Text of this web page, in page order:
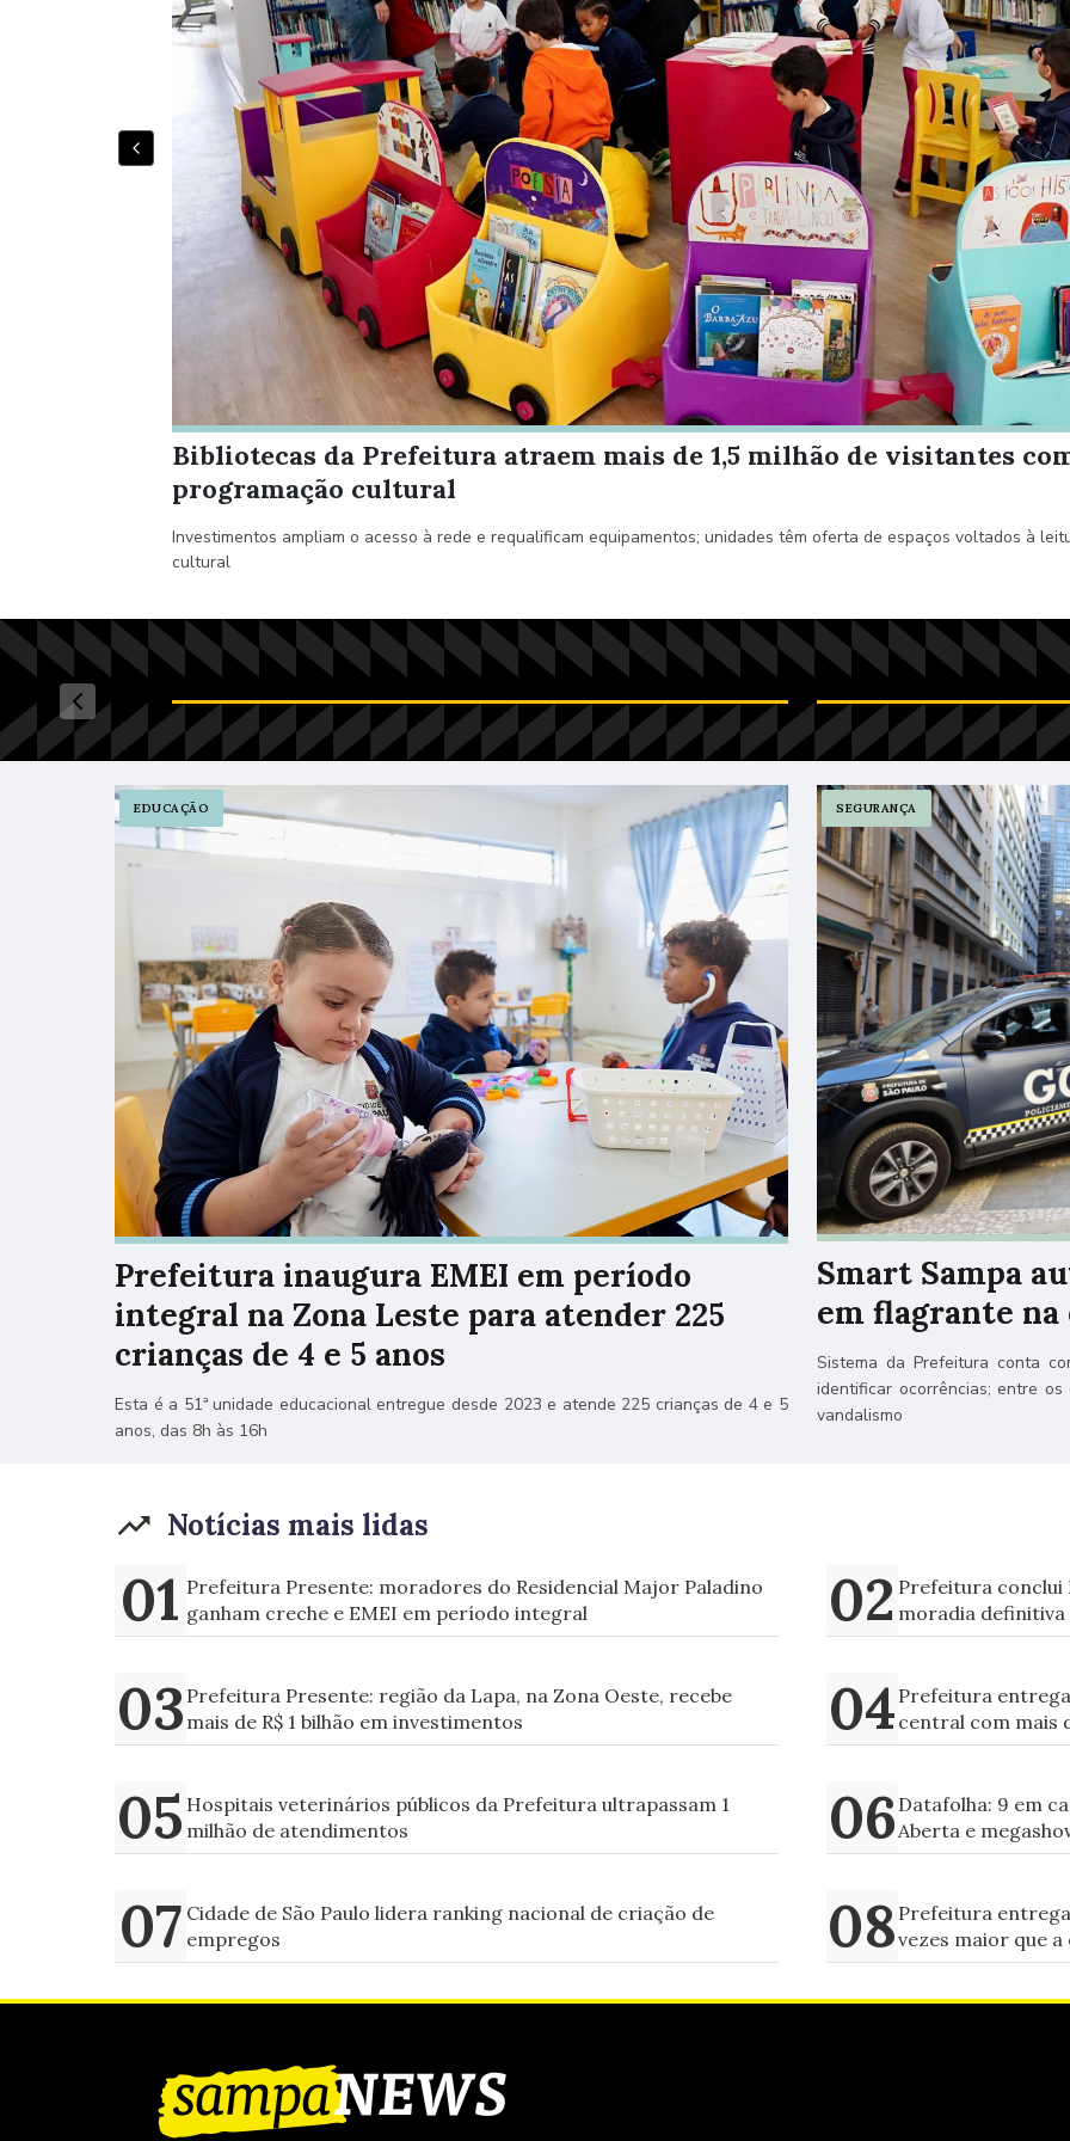
Bibliotecas da Prefeitura atraem mais de 1,5 milhão de visitantes
programação cultural
Investimentos ampliam o acesso à rede e requalificam equipamentos; unidades têm oferta de espaços voltados à
cultural
Prefeitura inaugura EMEI Antônio Ermírio de Moraes na Zona
Leste
Prefeitura inaugura a 483ª
EDUCAÇÃO
Prefeitura inaugura EMEI em período
integral na Zona Leste para atender 225
crianças de 4 e 5 anos
Esta é a 51ª unidade educacional entregue desde 2023 e atende 225 crianças de 4 e 5
anos, das 8h às 16h
SEGURANÇA
Smart Sampa
em flagrante na
Sistema da Prefeitura conta
identificar ocorrências; entre
vandalismo
Notícias mais lidas
Prefeitura Presente: moradores do Residencial Major Paladino
ganham creche e EMEI em período integral
Prefeitura conclui
moradia definitiva
Prefeitura Presente: região da Lapa, na Zona Oeste, recebe
mais de R$ 1 bilhão em investimentos
Prefeitura
central com mais
Hospitais veterinários públicos da Prefeitura ultrapassam 1
milhão de atendimentos
Datafolha: 9 em
Aberta e
Cidade de São Paulo lidera ranking nacional de criação de
empregos
Prefeitura entrega
vezes maior que